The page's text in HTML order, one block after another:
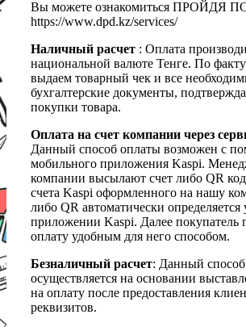
Вы можете ознакомиться ПРОЙДЯ
https://www.dpd.kz/services/
Наличный расчет : Оплата
национальной валюте Тенге. По
выдаем товарный чек и все
бухгалтерские документы,
покупки товара.
Оплата на счет компании через
Данный способ оплаты возможен с
мобильного приложения Kaspi.
компании высылают счет либо QR код
счета Kaspi оформленного на нашу
либо QR автоматически определяется
приложении Kaspi. Далее покупатель
оплату удобным для него способом.
Безналичный расчет: Данный
осуществляется на основании
на оплату после предоставления
реквизитов.